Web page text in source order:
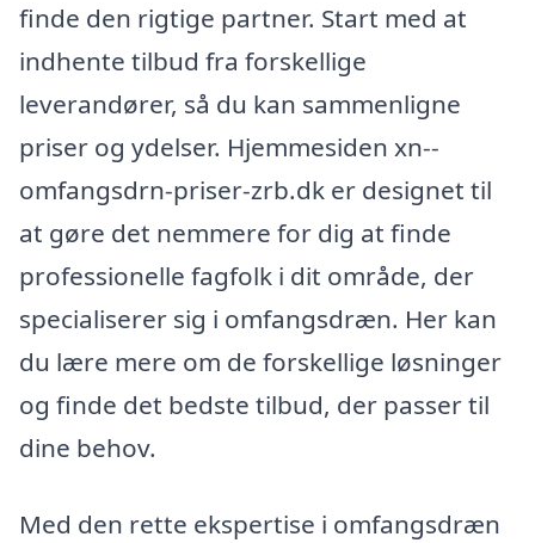
finde den rigtige partner. Start med at
indhente tilbud fra forskellige
leverandører, så du kan sammenligne
priser og ydelser. Hjemmesiden xn--
omfangsdrn-priser-zrb.dk er designet til
at gøre det nemmere for dig at finde
professionelle fagfolk i dit område, der
specialiserer sig i omfangsdræn. Her kan
du lære mere om de forskellige løsninger
og finde det bedste tilbud, der passer til
dine behov.
Med den rette ekspertise i omfangsdræn